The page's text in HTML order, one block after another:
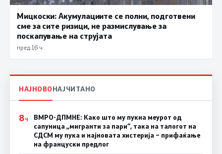
Мицкоски: Акумулациите се полни, подготвени
сме за сите ризици, не размислување за
поскапување на струјата
пред 16 ч.
НАЈНОВОНАЈЧИТАНО
8Ч
ВМРО-ДПМНЕ: Како што му пукна меурот од
сапуница „мигранти за пари“, така на талогот на
СДСМ му пука и најновата хистерија – прифаќање
на француски предлог